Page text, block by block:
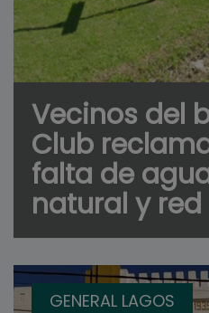
Vecinos del
Club
falta de
natural y
GENERAL LAGOS